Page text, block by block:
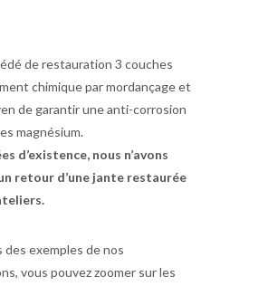
de restauration 3 couches
chimique par mordançage et
de garantir une anti-corrosion
magnésium.
d’existence, nous n’avons
retour d’une jante restaurée
des exemples de nos
vous pouvez zoomer sur les